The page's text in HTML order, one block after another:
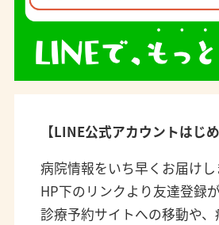
【LINE公式アカウントはじ
病院情報をいち早くお届けし
HP下のリンクより友達登録
診療予約サイトへの移動や